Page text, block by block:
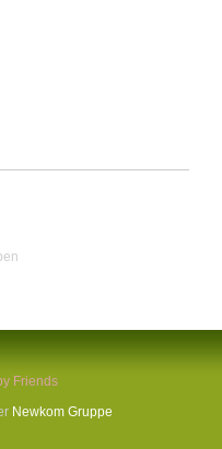
Friends
Newkom Gruppe